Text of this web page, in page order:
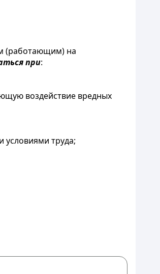
(работающим) на
при:
воздействие вредных
условиями труда;